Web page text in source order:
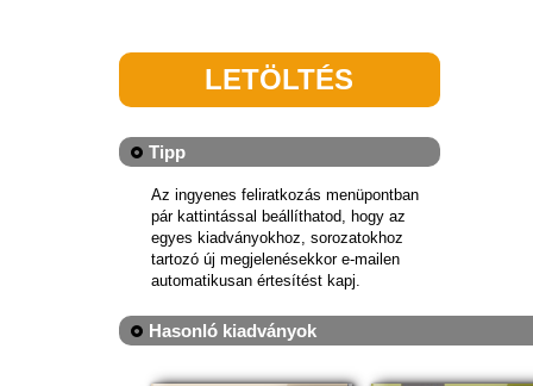
LETÖLTÉS
Tipp
Az ingyenes feliratkozás menüpontban
pár kattintással beállíthatod, hogy az
egyes kiadványokhoz, sorozatokhoz
tartozó új megjelenésekkor e-mailen
automatikusan értesítést kapj.
Hasonló kiadványok